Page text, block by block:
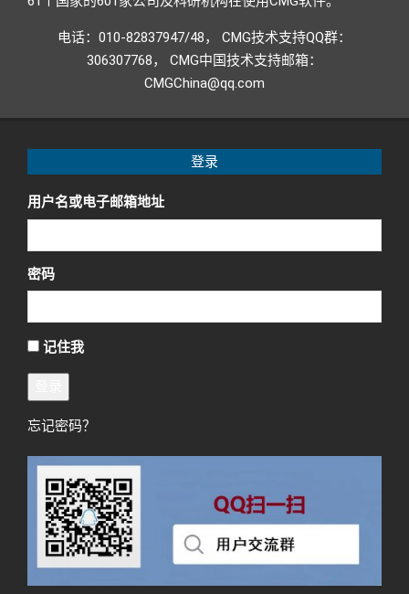
电话：010-82837947/48， CMG技术支持QQ群：
306307768， CMG中国技术支持邮箱：
CMGChina@qq.com
登录
用户名或电子邮箱地址
密码
记住我
忘记密码？